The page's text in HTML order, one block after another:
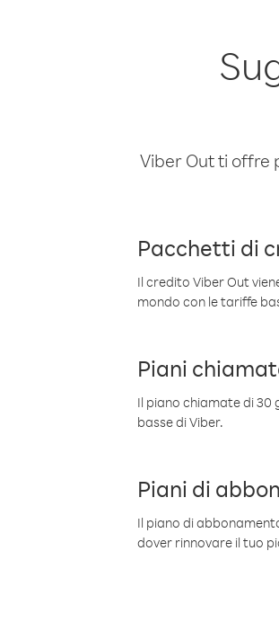
Viber Out ti offre
Pacchetti di
Il credito Viber Out
mondo con le tariffe
Piani
Il piano chiamate di 30
basse di Viber.
Piani di
Il piano di
dover rinnovare il tuo